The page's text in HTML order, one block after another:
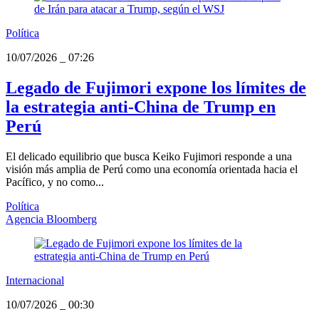
Política
10/07/2026
07:26
Legado de Fujimori expone los límites de
la estrategia anti-China de Trump en
Perú
El delicado equilibrio que busca Keiko Fujimori responde a una
visión más amplia de Perú como una economía orientada hacia el
Pacífico, y no como...
Política
Agencia Bloomberg
Internacional
10/07/2026
00:30